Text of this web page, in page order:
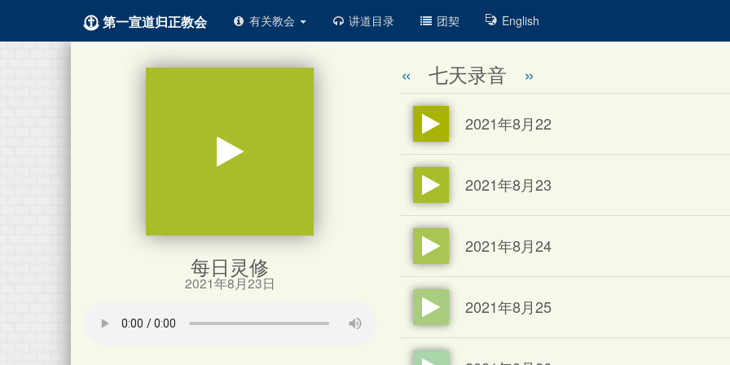
第一宣道归正教会 有关教会 讲道目录 团契 English
每日灵修
2021年8月23日
« 七天录音 »
2021年8月22
2021年8月23
2021年8月24
2021年8月25